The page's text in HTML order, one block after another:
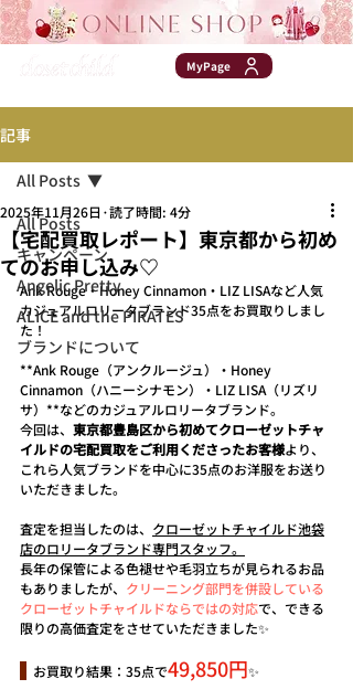
MyPage
記事
All Posts
キャンペーン
Angelic Pretty
ALICE and the PIRATES
ブランドについて
All Posts
【宅配買取レポート】東京都から初め
てのお申し込み♡
2025年11月26日 読了時間: 4分
Ank Rouge・Honey Cinnamon・LIZ LISAなど人気
カジュアルロリータブランド35点をお買取りしまし
た！
**Ank Rouge（アンクルージュ）・Honey
Cinnamon（ハニーシナモン）・LIZ LISA（リズリ
サ）**などのカジュアルロリータブランド。
今回は、 東京都豊島区から初めてクローゼットチャ
イルドの宅配買取をご利用くださったお客様より、
これら人気ブランドを中心に35点のお洋服をお送り
いただきました。
査定を担当したのは、 クローゼットチャイルド池袋
店のロリータブランド専門スタッフ。
長年の保管による色褪せや毛羽立ちが見られるお品
もありましたが、 クリーニング部門を併設している
クローゼットチャイルドならではの対応で、できる
限りの高価査定をさせていただきました✨
  お買取り結果：35点で
49,850円✨